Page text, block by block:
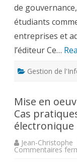
de
étudiants
entreprises et
l’éditeur Ce…
Gestion de
Mise en
Cas
électronique
Jean-Christophe
Commentaires